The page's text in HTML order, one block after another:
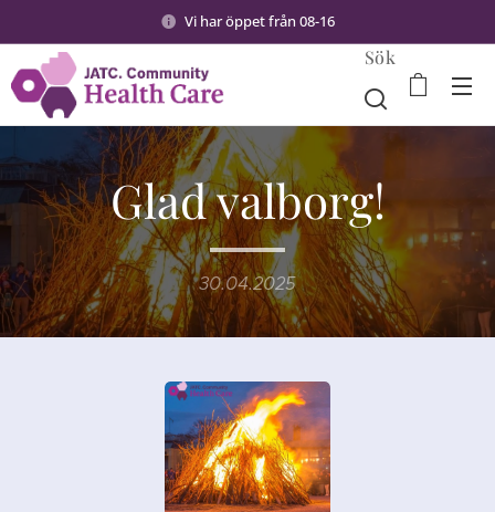
Vi har öppet från 08-16
Sök
Glad valborg!
30.04.2025